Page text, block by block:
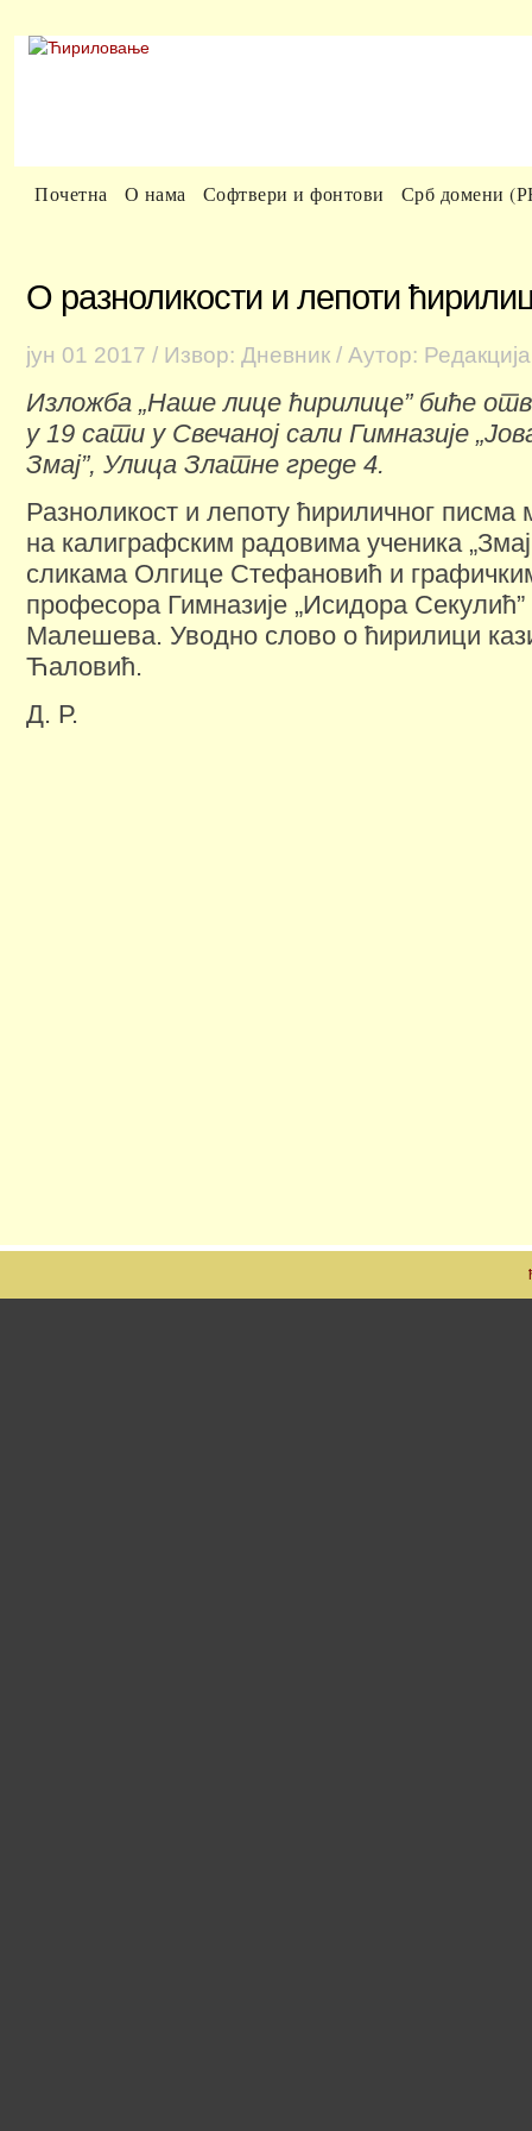
Почетна О нама Софтвери и фонтови Срб домени
О разноликости и лепоти
јун 01 2017 / Извор: Дневник / Аутор: Редакција
Изложба „Наше лице ћирилице” биће
у 19 сати у Свечаној сали Гимназије
Змај”, Улица Златне греде 4.
Разноликост и лепоту ћириличног
на калиграфским радовима ученика „Змај
сликама Олгице Стефановић и
професора Гимназије „Исидора
Малешева. Уводно слово о ћирилици
Ћаловић.
Д. Р.